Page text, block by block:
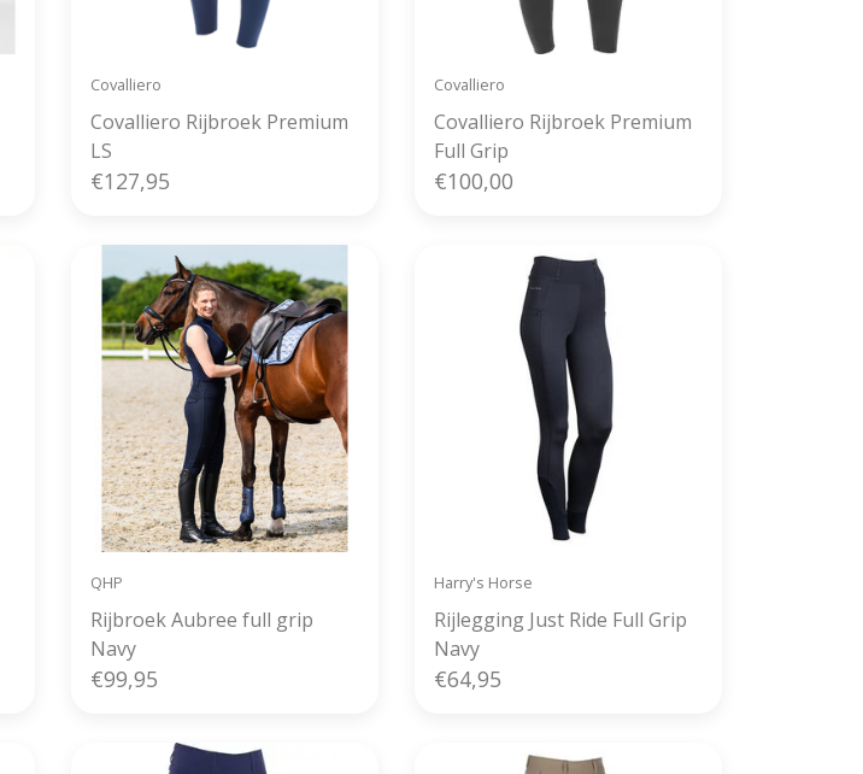
Covalliero
Covalliero Rijbroek Premium
LS
€127,95
Covalliero
Covalliero Rijbroek Premium
Full Grip
€100,00
QHP
Rijbroek Aubree full grip
Navy
€99,95
Harry's Horse
Rijlegging Just Ride Full Grip
Navy
€64,95